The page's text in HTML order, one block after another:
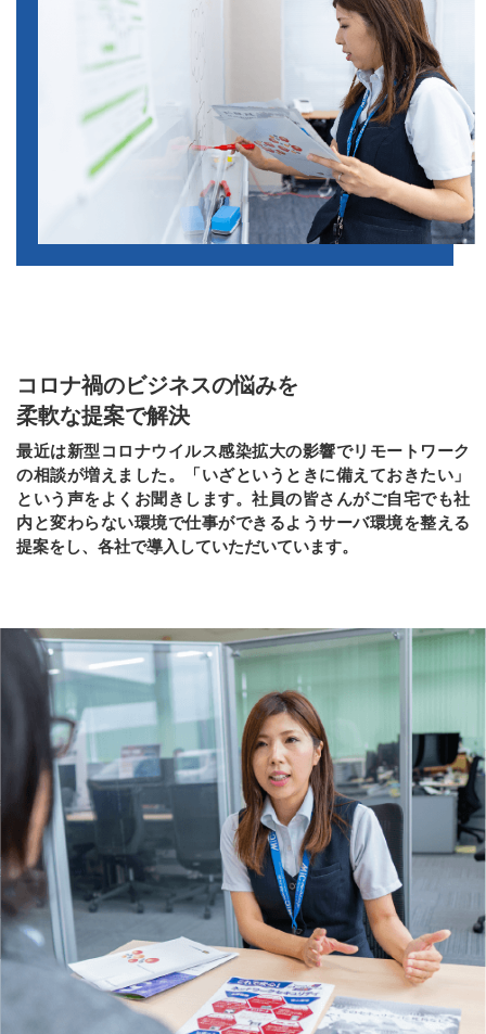
コロナ禍のビジネスの悩みを
柔軟な提案で解決
最近は新型コロナウイルス感染拡大の影響でリモートワーク
の相談が増えました。「いざというときに備えておきたい」
という声をよくお聞きします。社員の皆さんがご自宅でも社
内と変わらない環境で仕事ができるようサーバ環境を整える
提案をし、各社で導入していただいています。